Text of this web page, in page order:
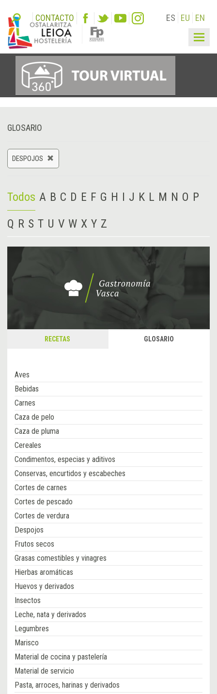
CONTACTO ES EU EN
GLOSARIO
DESPOJOS
Todos A B C D E F G H I J K L M N O P
Q R S T U V W X Y Z
RECETAS GLOSARIO
Aves
Bebidas
Carnes
Caza de pelo
Caza de pluma
Cereales
Condimentos, especias y aditivos
Conservas, encurtidos y escabeches
Cortes de carnes
Cortes de pescado
Cortes de verdura
Despojos
Frutos secos
Grasas comestibles y vinagres
Hierbas aromáticas
Huevos y derivados
Insectos
Leche, nata y derivados
Legumbres
Marisco
Material de cocina y pastelería
Material de servicio
Pasta, arroces, harinas y derivados